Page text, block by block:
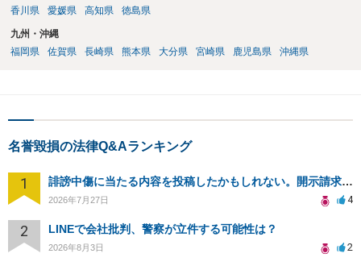
香川県
愛媛県 高知県 徳島県
九州・沖縄
福岡県
佐賀県 長崎県 熊本県 大分県 宮崎県 鹿児島県 沖縄県
名誉毀損の法律Q&Aランキング
1 誹謗中傷に当たる内容を投稿したかもしれない。開示請求や民事刑事裁判に発展しうるのか教えて欲しい。
2026年7月27日 4
2 LINEで会社批判、警察が立件する可能性は？
2026年8月3日 2